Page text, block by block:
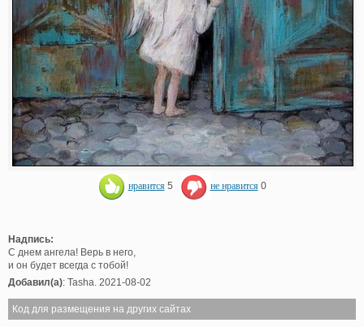
нравится 5 не нравится 0
Надпись:
С днем ангела! Верь в него,
и он будет всегда с тобой!
Добавил(а): Tasha. 2021-08-02
Код для размещения на других сайтах